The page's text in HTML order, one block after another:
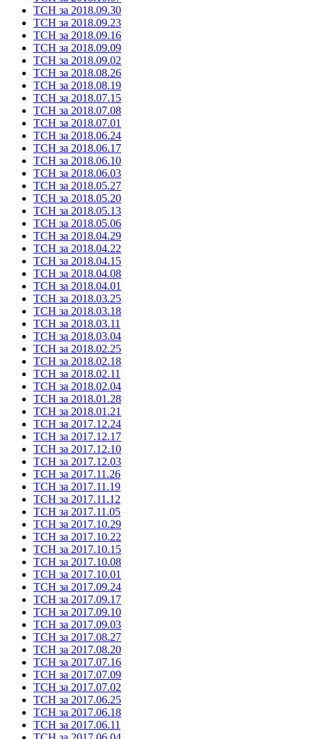
ТСН за 2018.09.30
ТСН за 2018.09.23
ТСН за 2018.09.16
ТСН за 2018.09.09
ТСН за 2018.09.02
ТСН за 2018.08.26
ТСН за 2018.08.19
ТСН за 2018.07.15
ТСН за 2018.07.08
ТСН за 2018.07.01
ТСН за 2018.06.24
ТСН за 2018.06.17
ТСН за 2018.06.10
ТСН за 2018.06.03
ТСН за 2018.05.27
ТСН за 2018.05.20
ТСН за 2018.05.13
ТСН за 2018.05.06
ТСН за 2018.04.29
ТСН за 2018.04.22
ТСН за 2018.04.15
ТСН за 2018.04.08
ТСН за 2018.04.01
ТСН за 2018.03.25
ТСН за 2018.03.18
ТСН за 2018.03.11
ТСН за 2018.03.04
ТСН за 2018.02.25
ТСН за 2018.02.18
ТСН за 2018.02.11
ТСН за 2018.02.04
ТСН за 2018.01.28
ТСН за 2018.01.21
ТСН за 2017.12.24
ТСН за 2017.12.17
ТСН за 2017.12.10
ТСН за 2017.12.03
ТСН за 2017.11.26
ТСН за 2017.11.19
ТСН за 2017.11.12
ТСН за 2017.11.05
ТСН за 2017.10.29
ТСН за 2017.10.22
ТСН за 2017.10.15
ТСН за 2017.10.08
ТСН за 2017.10.01
ТСН за 2017.09.24
ТСН за 2017.09.17
ТСН за 2017.09.10
ТСН за 2017.09.03
ТСН за 2017.08.27
ТСН за 2017.08.20
ТСН за 2017.07.16
ТСН за 2017.07.09
ТСН за 2017.07.02
ТСН за 2017.06.25
ТСН за 2017.06.18
ТСН за 2017.06.11